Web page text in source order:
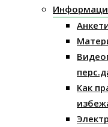
Как